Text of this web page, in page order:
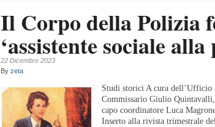
Il Corpo della Polizia
‘assistente sociale
22 Dicembre 2023
By zeta
Studi storici A cura
Commissario Giulio
capo coordinatore Luca
Inserto alla rivista trimestrale